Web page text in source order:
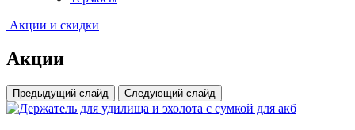
Акции и скидки
Акции
Предыдущий слайд Следующий слайд